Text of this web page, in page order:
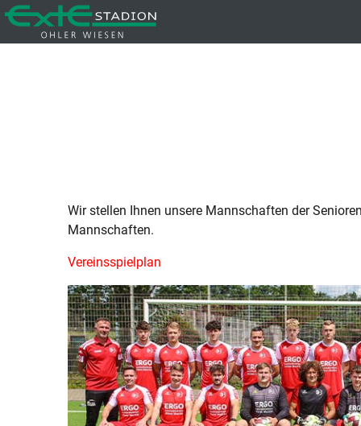
Wir stellen Ihnen unsere Mannschaften der
Mannschaften.
Vereinsspielplan